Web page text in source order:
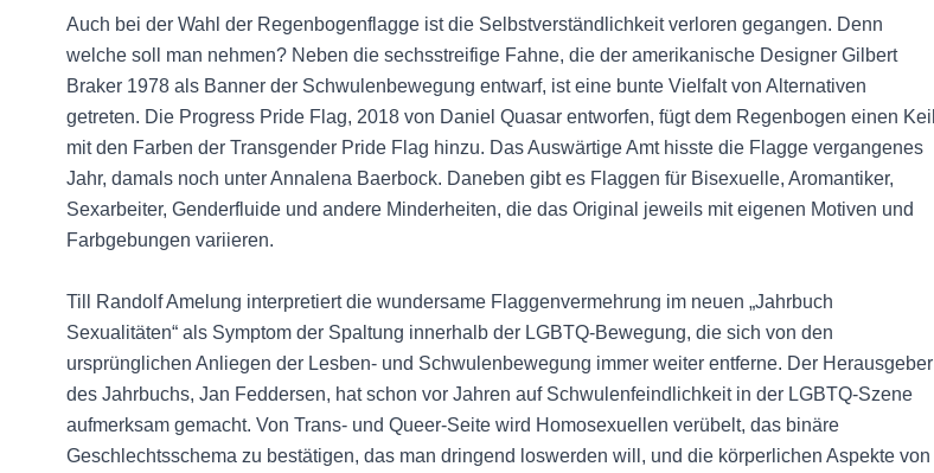
Auch bei der Wahl der Regenbogenflagge ist die Selbstverständlichkeit verloren gegangen. Denn
welche soll man nehmen? Neben die sechsstreifige Fahne, die der amerikanische Designer Gilbert
Braker 1978 als Banner der Schwulenbewegung entwarf, ist eine bunte Vielfalt von Alternativen
getreten. Die Progress Pride Flag, 2018 von Daniel Quasar entworfen, fügt dem Regenbogen einen Keil
mit den Farben der Transgender Pride Flag hinzu. Das Auswärtige Amt hisste die Flagge vergangenes
Jahr, damals noch unter Annalena Baerbock. Daneben gibt es Flaggen für Bisexuelle, Aromantiker,
Sexarbeiter, Genderfluide und andere Minderheiten, die das Original jeweils mit eigenen Motiven und
Farbgebungen variieren.
Till Randolf Amelung interpretiert die wundersame Flaggenvermehrung im neuen „Jahrbuch
Sexualitäten“ als Symptom der Spaltung innerhalb der LGBTQ-Bewegung, die sich von den
ursprünglichen Anliegen der Lesben- und Schwulenbewegung immer weiter entferne. Der Herausgeber
des Jahrbuchs, Jan Feddersen, hat schon vor Jahren auf Schwulenfeindlichkeit in der LGBTQ-Szene
aufmerksam gemacht. Von Trans- und Queer-Seite wird Homosexuellen verübelt, das binäre
Geschlechtsschema zu bestätigen, das man dringend loswerden will, und die körperlichen Aspekte von